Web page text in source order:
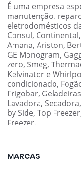
É uma empresa
manutenção,
eletrodomésticos
Consul,
Amana, Ariston,
GE Monogram,
zero, Smeg,
Kelvinator e
condicionado,
Frigobar,
Lavadora,
by Side, Top
Freezer.
MARCAS